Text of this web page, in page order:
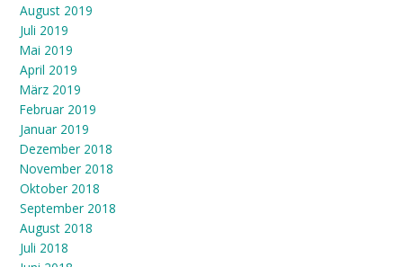
August 2019
Juli 2019
Mai 2019
April 2019
März 2019
Februar 2019
Januar 2019
Dezember 2018
November 2018
Oktober 2018
September 2018
August 2018
Juli 2018